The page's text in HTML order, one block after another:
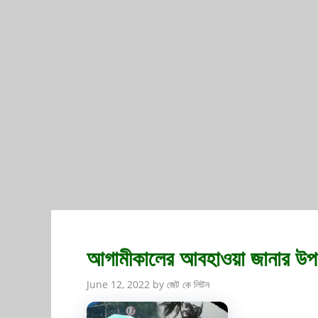
আগামীকালের আবহাওয়া জানার
June 12, 2022 by জেট কে লিটন